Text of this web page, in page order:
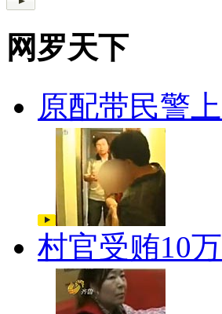
网罗天下
原配带民警
村官受贿10